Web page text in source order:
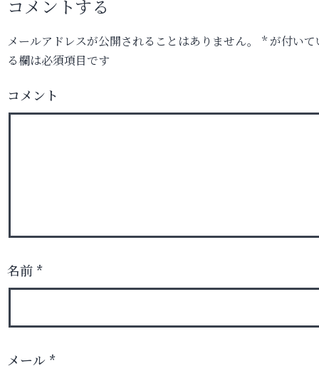
コメントする
メールアドレスが公開されることはありません。 *が付いて
る欄は必須項目です
コメント
名前 *
メール *